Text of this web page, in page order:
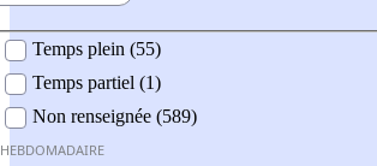
Temps plein (55)
Temps partiel (1)
Non renseignée (589)